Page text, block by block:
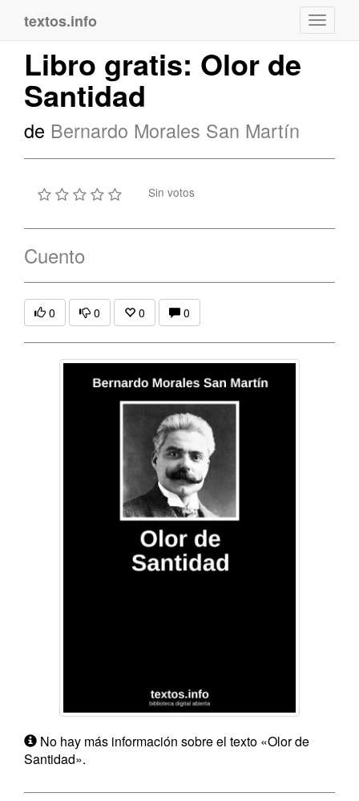
textos.info
Libro gratis: Olor de
Santidad
de Bernardo Morales San Martín
Sin votos
Cuento
0 0 0 0
No hay más información sobre el texto «Olor de
Santidad».